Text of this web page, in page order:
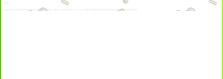
21+
Лицензии №24514359, выданной комитетом индустрии туризма Министерства культуры и спорта Республики Казахстан срок до 27 сентября 2034 года.